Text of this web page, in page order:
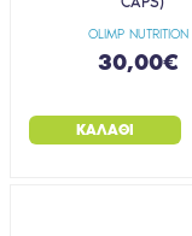
OLIMP NUTRITION
30,00€
ΚΑΛΆΘΙ